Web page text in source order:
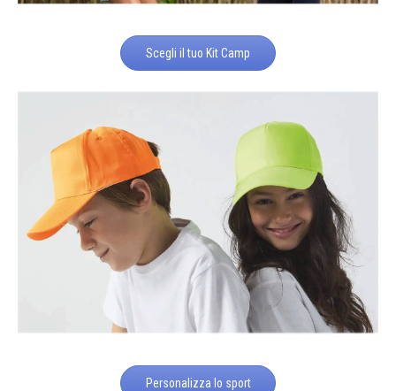
Scegli il tuo Kit Camp
Personalizza lo sport